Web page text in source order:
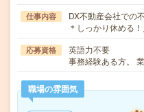
仕事内容
DX不動産会社での
＊しっかり休める
応募資格
英語力不要
事務経験ある方。
職場の雰囲気